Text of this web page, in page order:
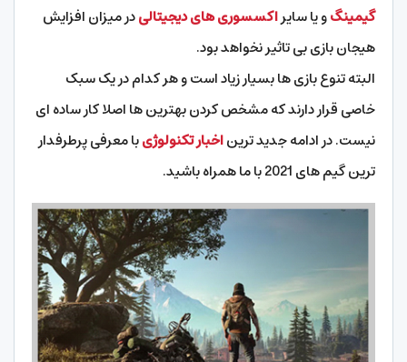
گیمینگو یا سایراکسسوری های دیجیتالیدر میزان افزایش
هیجان بازی بی تاثیر نخواهد بود.
البته تنوع بازی ها بسیار زیاد است و هر کدام در یک سبک
خاصی قرار دارند که مشخص کردن بهترین ها اصلا کار ساده ای
نیست. در ادامه جدید تریناخبار تکنولوژیبا معرفی پرطرفدار
ترین گیم های 2021 با ما همراه باشید.